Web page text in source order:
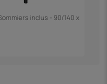
inclus - 90/140 x